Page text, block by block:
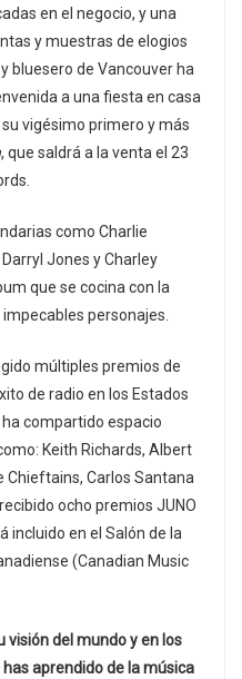
en el negocio, y una
y muestras de elogios
bluesero de Vancouver ha
a una fiesta en casa
vigésimo primero y más
, que saldrá a la venta el 23
como Charlie
Jones y Charley
que se cocina con la
personajes.
múltiples premios de
de radio en los Estados
ha compartido espacio
Keith Richards, Albert
Chieftains, Carlos Santana
ocho premios JUNO
incluido en el Salón de la
(Canadian Music
visión del mundo y en los
aprendido de la música